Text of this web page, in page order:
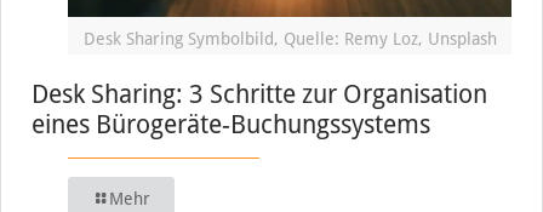
Desk Sharing Symbolbild, Quelle: Remy Loz, Unsplash
Desk Sharing: 3 Schritte zur Organisation
eines Bürogeräte-Buchungssystems
Mehr